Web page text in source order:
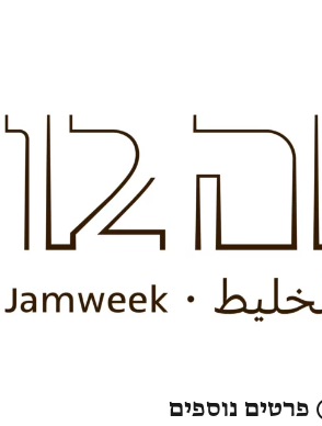
פרטים נוספים